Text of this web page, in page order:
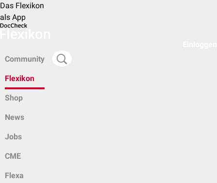
Das Flexikon
als App
Community
Flexikon
Shop
News
Jobs
CME
Flexa